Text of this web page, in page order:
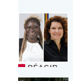
RÉAGIR